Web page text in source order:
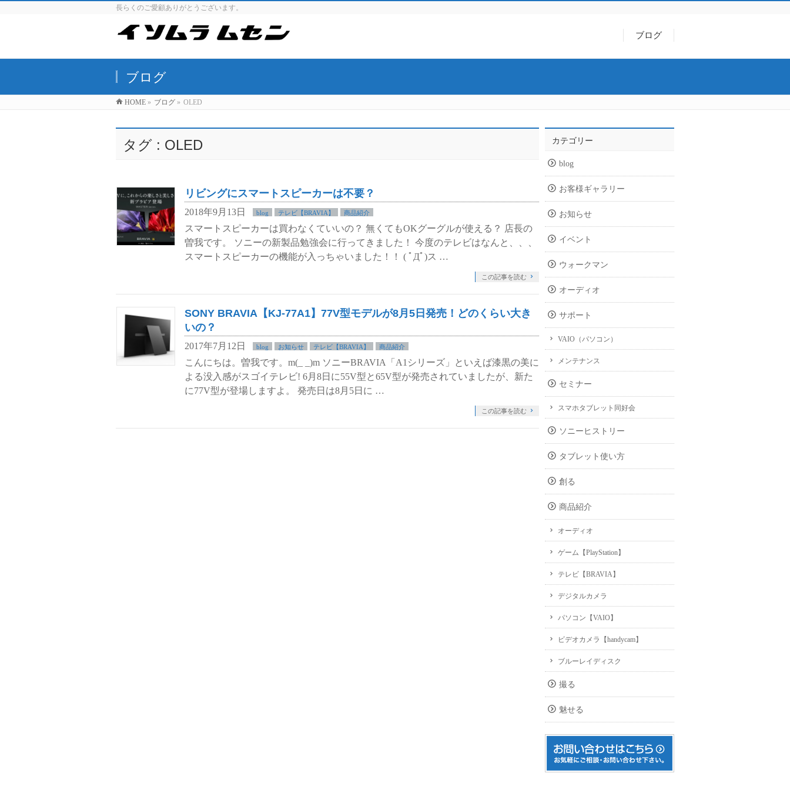
長らくのご愛顧ありがとうございます。
ブログ
ブログ
HOME » ブログ » OLED
タグ : OLED
リビングにスマートスピーカーは不要？
2018年9月13日 blog テレビ【BRAVIA】 商品紹介
スマートスピーカーは買わなくていいの？ 無くてもOKグーグルが使える？ 店長の
曽我です。 ソニーの新製品勉強会に行ってきました！ 今度のテレビはなんと、、、
スマートスピーカーの機能が入っちゃいました！！ ( ﾟДﾟ)ス …
この記事を読む
SONY BRAVIA【KJ-77A1】77V型モデルが8月5日発売！どのくらい大き
いの？
2017年7月12日 blog お知らせ テレビ【BRAVIA】 商品紹介
こんにちは。曽我です。m(_ _)m ソニーBRAVIA「A1シリーズ」といえば漆黒の美に
よる没入感がスゴイテレビ! 6月8日に55V型と65V型が発売されていましたが、新た
に77V型が登場しますよ。 発売日は8月5日に …
この記事を読む
カテゴリー
blog
お客様ギャラリー
お知らせ
イベント
ウォークマン
オーディオ
サポート
VAIO（パソコン）
メンテナンス
セミナー
スマホタブレット同好会
ソニーヒストリー
タブレット使い方
創る
商品紹介
オーディオ
ゲーム【PlayStation】
テレビ【BRAVIA】
デジタルカメラ
パソコン【VAIO】
ビデオカメラ【handycam】
ブルーレイディスク
撮る
魅せる